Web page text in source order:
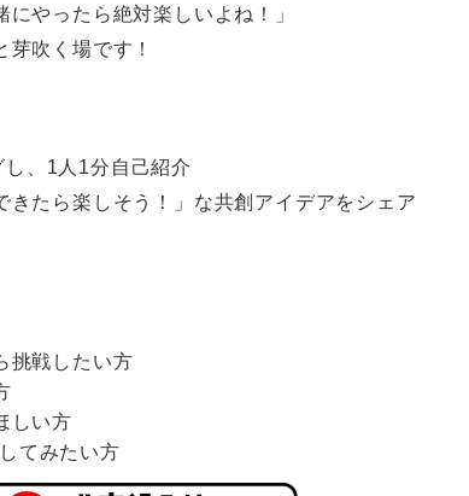
にやったら絶対楽しいよね！」
吹く場です！
、1人1分自己紹介
きたら楽しそう！」な共創アイデアをシェア
挑戦したい方
しい方
てみたい方